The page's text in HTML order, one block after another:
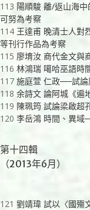
113 陽順駿 離/返山海
可努為考察
114 王達甫 晚清士人對
等刊行作品為考察
115 廖堉汝 商代金文與
116 林鴻瑞 噶哈巫語時
117 施庭萱 仁政──試
118 余詩文 論阿城《遍
119 陳珮筠 試論梁啟超
120 李岳鴻 時間、異域
第十四輯
（2013年6月）
121 劉靖瑋 試以〈國殤